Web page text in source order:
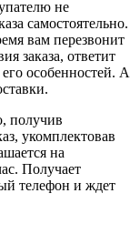
не
самостоятельно.
вам перезвонит
заказа, ответит
особенностей. А
получив
укомплектовав
на
Получает
телефон и ждет